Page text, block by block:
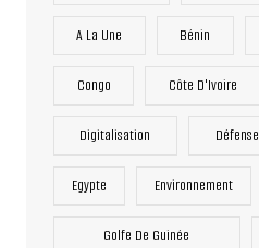
A La Une Bénin
Congo Côte D'Ivoire
Digitalisation Défense
Egypte Environnement
Golfe De Guinée